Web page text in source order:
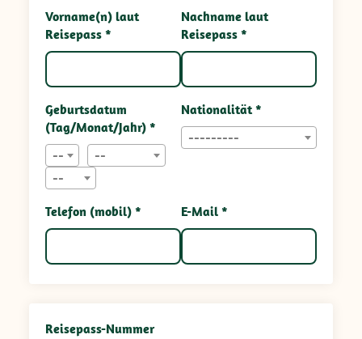
Vorname(n) laut
Reisepass *
Nachname laut
Reisepass *
Geburtsdatum
(Tag/Monat/Jahr) *
--
--
--
Nationalität *
---------
Telefon (mobil) * E-Mail *
Reisepass-Nummer